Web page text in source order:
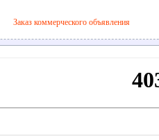
Заказ коммерческого объявления